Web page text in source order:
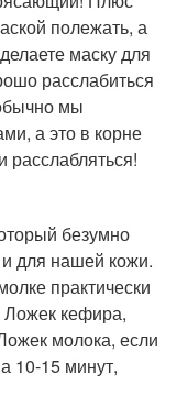
полежать, а
маску для
расслабиться
мы
а это в корне
безумно
и для нашей кожи.
практически
Ложек кефира,
молока, если
10-15 минут,